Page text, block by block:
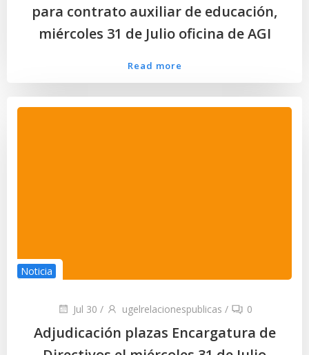
para contrato auxiliar de educación,
miércoles 31 de Julio oficina de AGI
Read more
Noticia
Jul 30 / ugelrelacionespublicas / 0
Adjudicación plazas Encargatura de